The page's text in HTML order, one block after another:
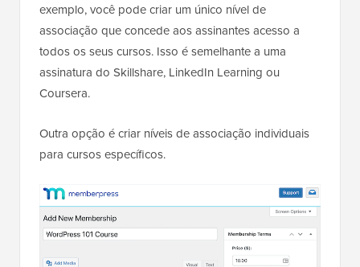
exemplo, você pode criar um único nível de
associação que concede aos assinantes acesso a
todos os seus cursos. Isso é semelhante a uma
assinatura do Skillshare, LinkedIn Learning ou
Coursera.
Outra opção é criar níveis de associação individuais
para cursos específicos.